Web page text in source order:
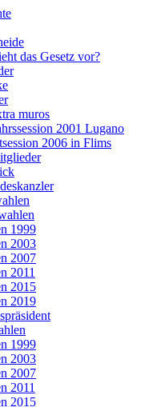
das Gesetz vor?
muros
2001 Lugano
2006 in Flims
1999
2003
2007
2011
2015
2019
1999
2003
2007
2011
2015